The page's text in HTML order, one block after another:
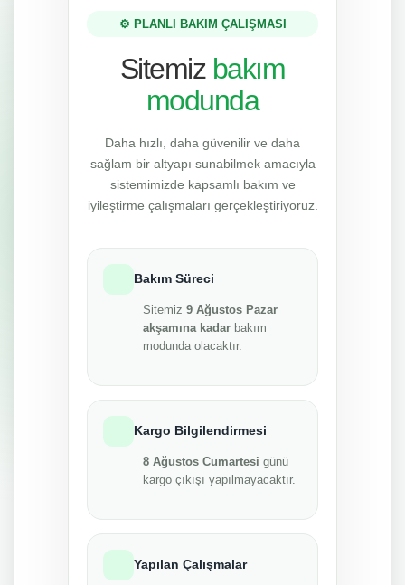
⚙️ PLANLI BAKIM ÇALIŞMASI
Sitemiz bakım
modunda
Daha hızlı, daha güvenilir ve daha
sağlam bir altyapı sunabilmek amacıyla
sistemimizde kapsamlı bakım ve
iyileştirme çalışmaları gerçekleştiriyoruz.
Bakım Süreci
Sitemiz 9 Ağustos Pazar
akşamına kadar bakım
modunda olacaktır.
Kargo Bilgilendirmesi
8 Ağustos Cumartesi günü
kargo çıkışı yapılmayacaktır.
Yapılan Çalışmalar